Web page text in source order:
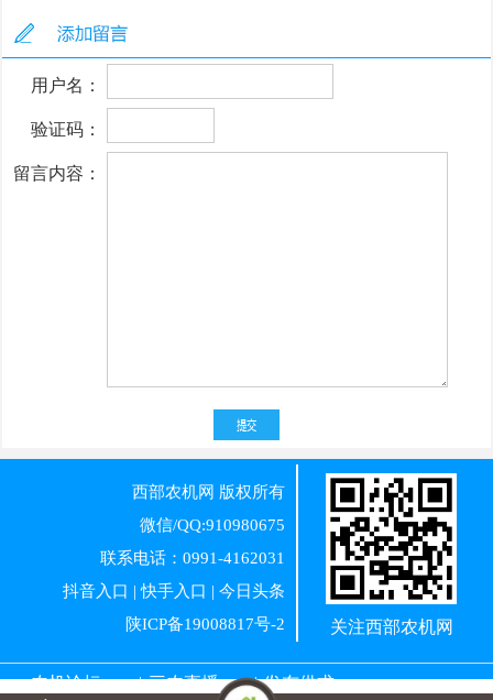
用户名：
验证码：
留言内容：
西部农机网 版权所有
微信/QQ:910980675
联系电话：0991-4162031
抖音入口 |快手入口 | 今日头条
陕ICP备19008817号-2
关注西部农机网
农机论坛 | 三农直播 | 发布供求